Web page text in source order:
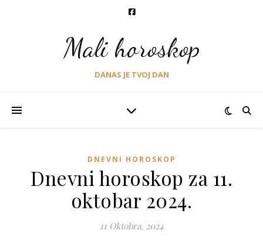
Mali horoskop
DANAS JE TVOJ DAN
DNEVNI HOROSKOP
Dnevni horoskop za 11.
oktobar 2024.
11 Oktobra, 2024